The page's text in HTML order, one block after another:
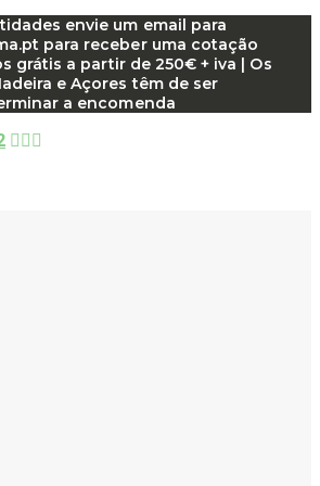
envie um email para
para receber uma cotação
grátis a partir de 250€ + iva | Os
e Açores têm de ser
a encomenda